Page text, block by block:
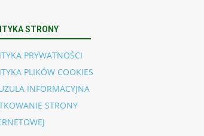
STRONY
PRYWATNOŚCI
PLIKÓW COOKIES
INFORMACYJNA
STRONY